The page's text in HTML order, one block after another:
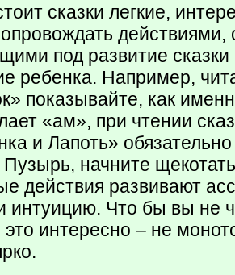
сказки легкие,
действиями,
под развитие
ребенка. Например,
показывайте, как
«ам», при чтении
и Лапоть»
Пузырь, начните
действия развивают
интуицию. Что бы вы не
это интересно – не